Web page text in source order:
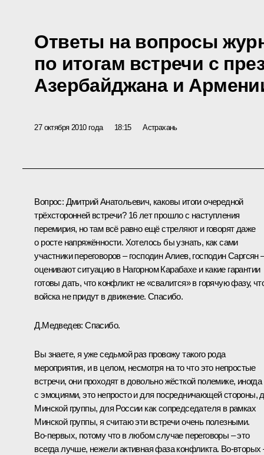
Ответы на вопросы
по итогам встречи с
Азербайджана и
27 октября 2010 года 18:15 Астрахань
Вопрос: Дмитрий Анатольевич, каковы итоги очередной
трёхсторонней встречи? 16 лет прошло с наступления
перемирия, но там всё равно ещё стреляют и говорят даже
о росте напряжённости. Хотелось бы узнать, как сами
участники переговоров – господин Алиев, господин Саргсян
оценивают ситуацию в Нагорном Карабахе и какие гарантии
готовы дать, что конфликт не «свалится» в горячую фазу,
войска не придут в движение. Спасибо.
Д.Медведев: Спасибо.
Вы знаете, я уже седьмой раз провожу такого рода
мероприятия, и в целом, несмотря на то что это непростые
встречи, они проходят в довольно жёсткой полемике, иногда
с эмоциями, это непросто и для посредничающей стороны,
Минской группы, для России как сопредседателя в рамках
Минской группы, я считаю эти встречи очень полезными.
Во‑первых, потому что в любом случае переговоры – это
всегда лучше, нежели активная фаза конфликта. Во‑вторых